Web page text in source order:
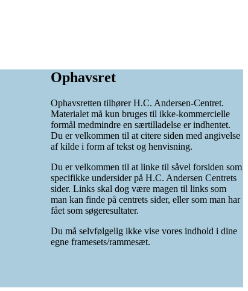
Ophavsret
Ophavsretten tilhører H.C. Andersen-Centret.
Materialet må kun bruges til ikke-kommercielle
formål medmindre en særtilladelse er indhentet.
Du er velkommen til at citere siden med angivelse
af kilde i form af tekst og henvisning.
Du er velkommen til at linke til såvel forsiden som
specifikke undersider på H.C. Andersen Centrets
sider. Links skal dog være magen til links som
man kan finde på centrets sider, eller som man har
fået som søgeresultater.
Du må selvfølgelig ikke vise vores indhold i dine
egne framesets/rammesæt.